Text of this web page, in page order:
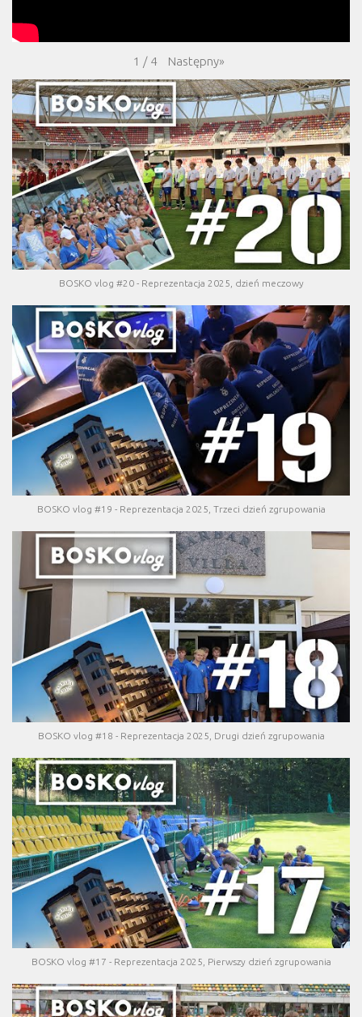
1 / 4 Następny»
BOSKO vlog #20 - Reprezentacja 2025, dzień meczowy
BOSKO vlog #19 - Reprezentacja 2025, Trzeci dzień zgrupowania
BOSKO vlog #18 - Reprezentacja 2025, Drugi dzień zgrupowania
BOSKO vlog #17 - Reprezentacja 2025, Pierwszy dzień zgrupowania